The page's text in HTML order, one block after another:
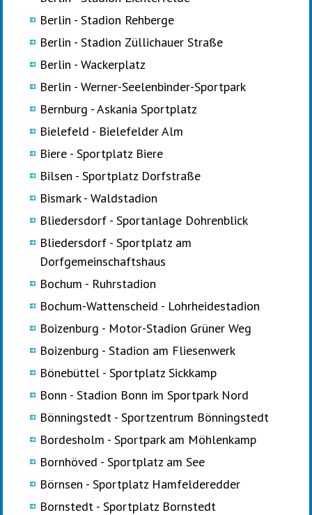
Berlin - Stadion Rehberge
Berlin - Stadion Züllichauer Straße
Berlin - Wackerplatz
Berlin - Werner-Seelenbinder-Sportpark
Bernburg - Askania Sportplatz
Bielefeld - Bielefelder Alm
Biere - Sportplatz Biere
Bilsen - Sportplatz Dorfstraße
Bismark - Waldstadion
Bliedersdorf - Sportanlage Dohrenblick
Bliedersdorf - Sportplatz am
Dorfgemeinschaftshaus
Bochum - Ruhrstadion
Bochum-Wattenscheid - Lohrheidestadion
Boizenburg - Motor-Stadion Grüner Weg
Boizenburg - Stadion am Fliesenwerk
Bönebüttel - Sportplatz Sickkamp
Bonn - Stadion Bonn im Sportpark Nord
Bönningstedt - Sportzentrum Bönningstedt
Bordesholm - Sportpark am Möhlenkamp
Bornhöved - Sportplatz am See
Börnsen - Sportplatz Hamfelderedder
Bornstedt - Sportplatz Bornstedt